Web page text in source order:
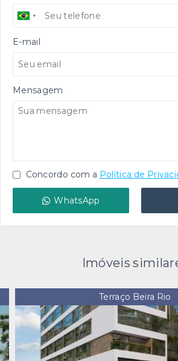
E-mail
Mensagem
Concordo com a Política de
WhatsApp
Imóveis
Terraço Beira Rio